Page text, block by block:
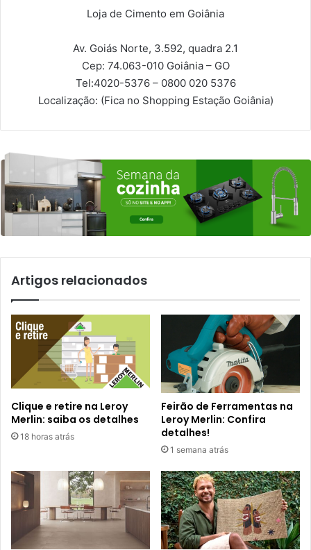
Loja de Cimento em Goiânia
Av. Goiás Norte, 3.592, quadra 2.1
Cep: 74.063-010 Goiânia – GO
Tel:4020-5376 – 0800 020 5376
Localização: (Fica no Shopping Estação Goiânia)
Artigos relacionados
Clique e retire na Leroy
Merlin: saiba os detalhes
18 horas atrás
Feirão de Ferramentas na
Leroy Merlin: Confira
detalhes!
1 semana atrás